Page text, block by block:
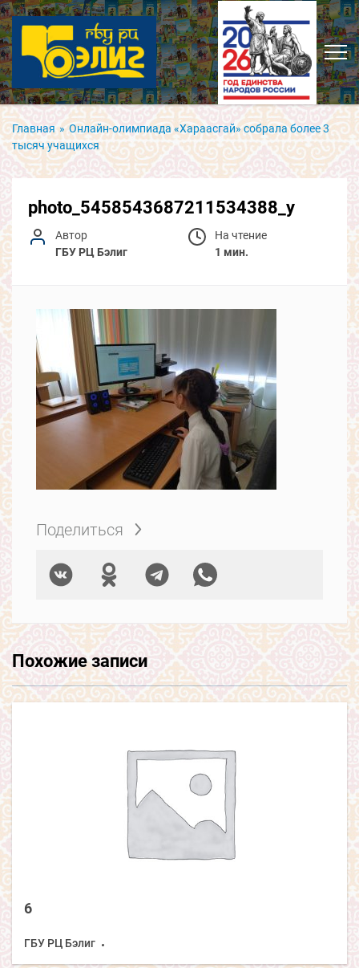
Главная » Онлайн-олимпиада «Хараасгай» собрала более 3
тысяч учащихся
photo_5458543687211534388_y
Автор
ГБУ РЦ Бэлиг
На чтение
1 мин.
Поделиться
Похожие записи
6
ГБУ РЦ Бэлиг